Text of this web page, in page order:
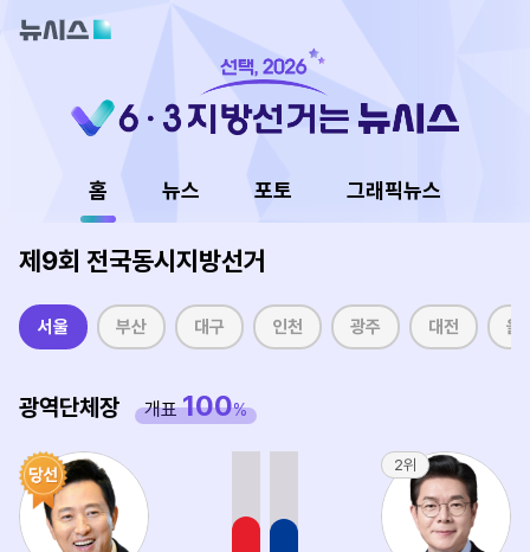
홈 뉴스 포토 그래픽뉴스
제9회 전국동시지방선거
서울 부산 대구 인천 광주 대전 울
광역단체장 개표100%
2위